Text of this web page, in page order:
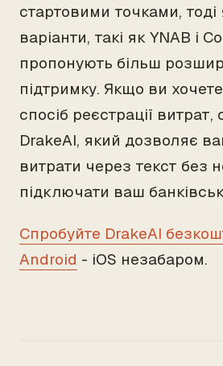
стартовими точками, тоді
варіанти, такі як YNAB і
пропонують більш
підтримку. Якщо ви
спосіб реєстрації витрат,
DrakeAI, який дозволяє
витрати через текст без
підключати ваш
Спробуйте DrakeAI
Android - iOS незабаром.